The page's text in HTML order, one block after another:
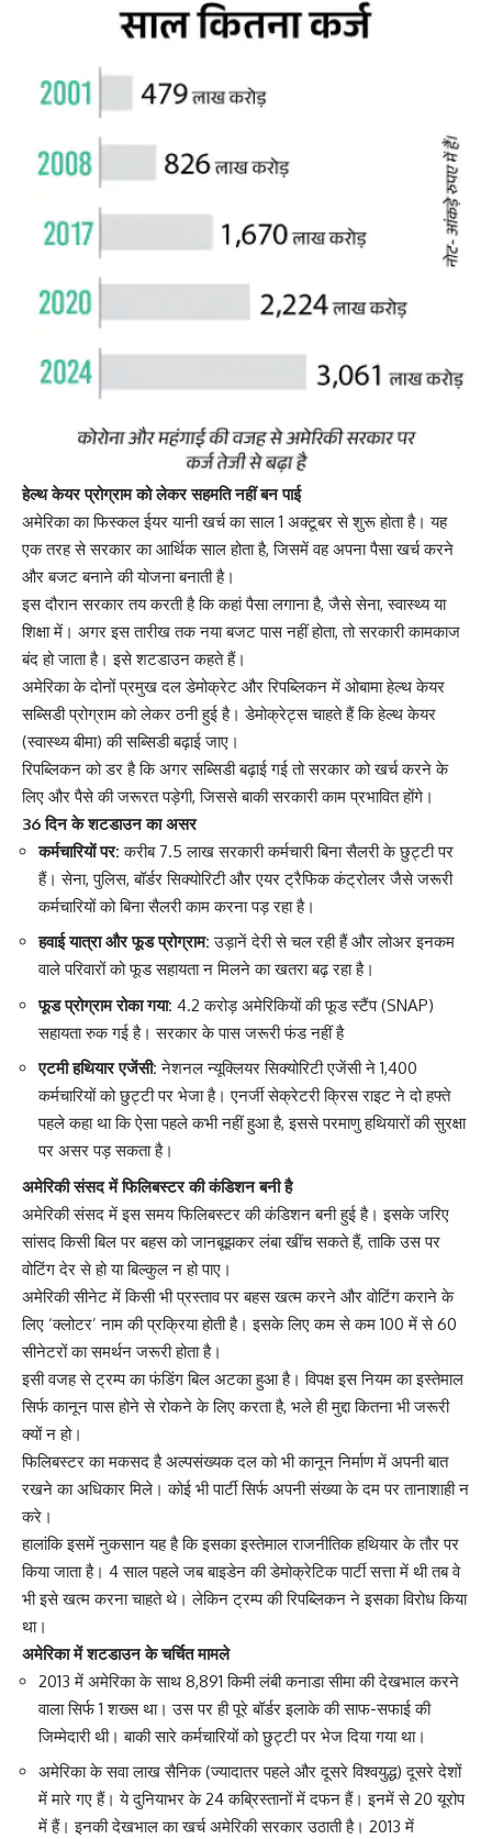
हेल्थ केयर प्रोग्राम को लेकर सहमति नहीं बन पाई
अमेरिका का फिस्कल ईयर यानी खर्च का साल 1 अक्टूबर से शुरू होता है। यह
एक तरह से सरकार का आर्थिक साल होता है, जिसमें वह अपना पैसा खर्च करने
और बजट बनाने की योजना बनाती है।
इस दौरान सरकार तय करती है कि कहां पैसा लगाना है, जैसे सेना, स्वास्थ्य या
शिक्षा में। अगर इस तारीख तक नया बजट पास नहीं होता, तो सरकारी कामकाज
बंद हो जाता है। इसे शटडाउन कहते हैं।
अमेरिका के दोनों प्रमुख दल डेमोक्रेट और रिपब्लिकन में ओबामा हेल्थ केयर
सब्सिडी प्रोग्राम को लेकर ठनी हुई है। डेमोक्रेट्स चाहते हैं कि हेल्थ केयर
(स्वास्थ्य बीमा) की सब्सिडी बढ़ाई जाए।
रिपब्लिकन को डर है कि अगर सब्सिडी बढ़ाई गई तो सरकार को खर्च करने के
लिए और पैसे की जरूरत पड़ेगी, जिससे बाकी सरकारी काम प्रभावित होंगे।
36 दिन के शटडाउन का असर
कर्मचारियों पर: करीब 7.5 लाख सरकारी कर्मचारी बिना सैलरी के छुट्टी पर
हैं। सेना, पुलिस, बॉर्डर सिक्योरिटी और एयर ट्रैफिक कंट्रोलर जैसे जरूरी
कर्मचारियों को बिना सैलरी काम करना पड़ रहा है।
हवाई यात्रा और फूड प्रोग्राम: उड़ानें देरी से चल रही हैं और लोअर इनकम
वाले परिवारों को फूड सहायता न मिलने का खतरा बढ़ रहा है।
फूड प्रोग्राम रोका गया: 4.2 करोड़ अमेरिकियों की फूड स्टैंप (SNAP)
सहायता रुक गई है। सरकार के पास जरूरी फंड नहीं है
एटमी हथियार एजेंसी: नेशनल न्यूक्लियर सिक्योरिटी एजेंसी ने 1,400
कर्मचारियों को छुट्टी पर भेजा है। एनर्जी सेक्रेटरी क्रिस राइट ने दो हफ्ते
पहले कहा था कि ऐसा पहले कभी नहीं हुआ है, इससे परमाणु हथियारों की सुरक्षा
पर असर पड़ सकता है।
अमेरिकी संसद में फिलिबस्टर की कंडिशन बनी है
अमेरिकी संसद में इस समय फिलिबस्टर की कंडिशन बनी हुई है। इसके जरिए
सांसद किसी बिल पर बहस को जानबूझकर लंबा खींच सकते हैं, ताकि उस पर
वोटिंग देर से हो या बिल्कुल न हो पाए।
अमेरिकी सीनेट में किसी भी प्रस्ताव पर बहस खत्म करने और वोटिंग कराने के
लिए ‘क्लोटर’ नाम की प्रक्रिया होती है। इसके लिए कम से कम 100 में से 60
सीनेटरों का समर्थन जरूरी होता है।
इसी वजह से ट्रम्प का फंडिंग बिल अटका हुआ है। विपक्ष इस नियम का इस्तेमाल
सिर्फ कानून पास होने से रोकने के लिए करता है, भले ही मुद्दा कितना भी जरूरी
क्यों न हो।
फिलिबस्टर का मकसद है अल्पसंख्यक दल को भी कानून निर्माण में अपनी बात
रखने का अधिकार मिले। कोई भी पार्टी सिर्फ अपनी संख्या के दम पर तानाशाही न
करे।
हालांकि इसमें नुकसान यह है कि इसका इस्तेमाल राजनीतिक हथियार के तौर पर
किया जाता है। 4 साल पहले जब बाइडेन की डेमोक्रेटिक पार्टी सत्ता में थी तब वे
भी इसे खत्म करना चाहते थे। लेकिन ट्रम्प की रिपब्लिकन ने इसका विरोध किया
था।
अमेरिका में शटडाउन के चर्चित मामले
2013 में अमेरिका के साथ 8,891 किमी लंबी कनाडा सीमा की देखभाल करने
वाला सिर्फ 1 शख्स था। उस पर ही पूरे बॉर्डर इलाके की साफ-सफाई की
जिम्मेदारी थी। बाकी सारे कर्मचारियों को छुट्टी पर भेज दिया गया था।
अमेरिका के सवा लाख सैनिक (ज्यादातर पहले और दूसरे विश्वयुद्ध) दूसरे देशों
में मारे गए हैं। ये दुनियाभर के 24 कब्रिस्तानों में दफन हैं। इनमें से 20 यूरोप
में हैं। इनकी देखभाल का खर्च अमेरिकी सरकार उठाती है। 2013 में